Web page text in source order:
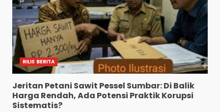
RILIS BERITA
Jeritan Petani Sawit Pessel Sumbar: Di Balik
Harga Rendah, Ada Potensi Praktik Korupsi
Sistematis?